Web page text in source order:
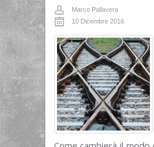
Marco Pallavera
10 Dicembre 2016